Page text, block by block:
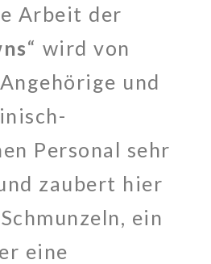
Arbeit der
“ wird von
und
Personal sehr
zaubert hier
ein
eine